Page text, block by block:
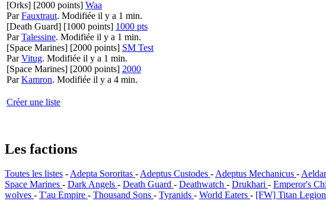
[Orks] [2000 points] Waa
ParFauxtraut. Modifiée il y a 1 min.
[Death Guard] [1000 points] 1000 pts
ParTalessine. Modifiée il y a 1 min.
[Space Marines] [2000 points] SM Test
ParVitug. Modifiée il y a 1 min.
[Space Marines] [2000 points] 2000
ParKamron. Modifiée il y a 4 min.
Créer une liste
Les factions
Toutes les listes -Adepta Sororitas -Adeptus Custodes -Adeptus Mechanicus -
Space Marines - Dark Angels - Death Guard - Deathwatch - Drukhari - Emperor's
wolves - T'au Empire - Thousand Sons - Tyranids - World Eaters - [FW] Titan